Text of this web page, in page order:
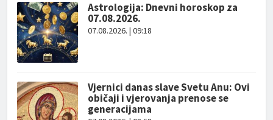
Astrologija: Dnevni horoskop za
07.08.2026.
07.08.2026. | 09:18
Vjernici danas slave Svetu Anu: Ovi
običaji i vjerovanja prenose se
generacijama